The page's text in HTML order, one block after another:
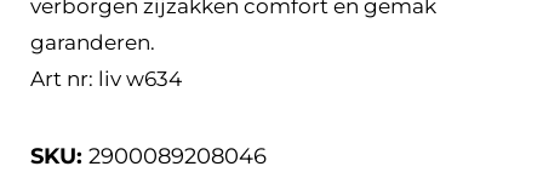
verborgen zijzakken comfort en gemak
garanderen.
Art nr: liv w634
SKU: 2900089208046